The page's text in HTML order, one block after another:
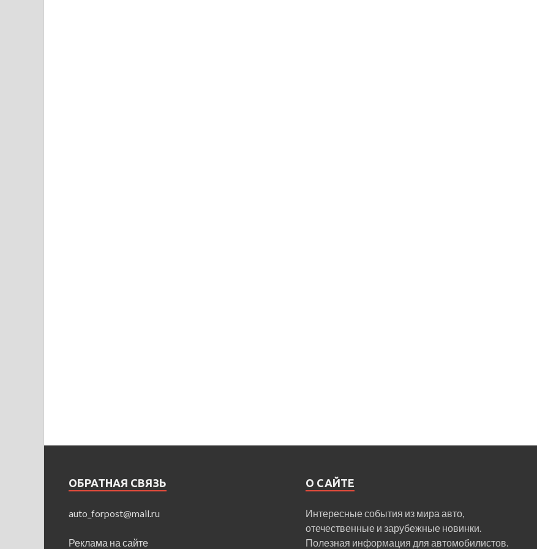
ОБРАТНАЯ СВЯЗЬ
auto_forpost@mail.ru
Реклама на сайте
О САЙТЕ
Интересные события из мира авто,
отечественные и зарубежные новинки.
Полезная информация для автомобилистов.